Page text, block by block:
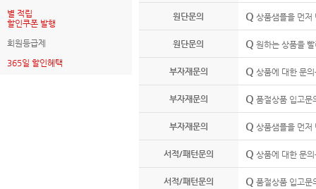
별 적립
할인쿠폰 발행
회원등급제
365일 할인혜택
원단문의 Q 상품샘플을 먼저
원단문의 Q 원하는 상품을
부자재문의 Q 상품에 대한 문
부자재문의 Q 품절상품 입고문
부자재문의 Q 상품샘플을 먼저
서적/패턴문의 Q 상품에 대한 문
서적/패턴문의 Q 품절상품 입고문